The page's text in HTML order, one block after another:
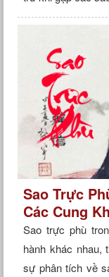
Sao Trực
Các Cung
Sao trực phù
hành khác nhau,
sự phân tích về